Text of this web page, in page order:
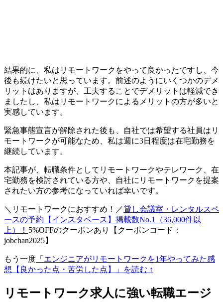
結果的に、私はリモートワークをやって良かったですし、今
後も続けたいと思っています。前述のようにいくつかのデメ
リットはありますが、工夫することでデメリットは軽減でき
ましたし、私はリモートワークによるメリットの方が多いと
実感しています。
緊急事態宣言が解除された後も、自社では希望する社員はリ
モートワークが可能なため、私は週に3日程度は在宅勤務を
継続しています。
本記事が、 転職条件としてリモートワークやテレワーク、在
宅勤務を検討されている方や、自社にリモートワークを提案
されたい方の参考になっていれば幸いです。
＼リモートワークにおすすめ！／貸し会議室・レンタルスペ
ースの予約【インスタベース】掲載数No.1（36,000件以
上）！ 5%OFFのクーポンあり【クーポンコード：
jobchan2025】
もう一度 「エンジニアがリモートワークを1年やってみた感
想【良かった点・苦労した点】」を読む ↑
リモートワーク求人に強い転職エージ